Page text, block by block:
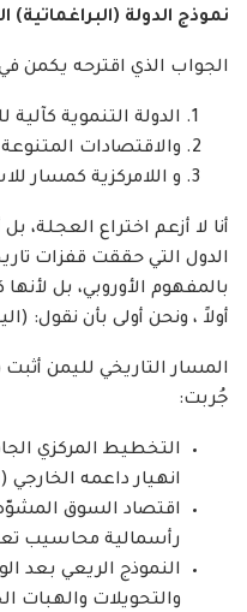
نموذج الدولة (البراغماتية)
الجواب الذي اقترحه يكمن
الدولة التنموية كآلية
والاقتصادات
و اللامركزية كمسار
أنا لا أزعم اختراع العجلة،
الدول التي حققت قفزات
بالمفهوم الأوروبي، بل
أولاً ، ونحن أولى بأن نقول:
المسار التاريخي لليمن
جُربت:
التخطيط المركزي
انهيار داعمه الخارجي
اقتصاد السوق
رأسمالية محاسيب
النموذج الريعي بعد
والتحويلات والهبات